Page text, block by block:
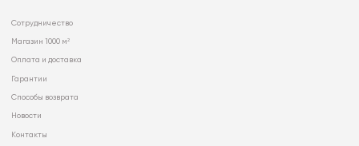
Сотрудничество
Магазин 1000 м²
Оплата и доставка
Гарантии
Способы возврата
Новости
Контакты